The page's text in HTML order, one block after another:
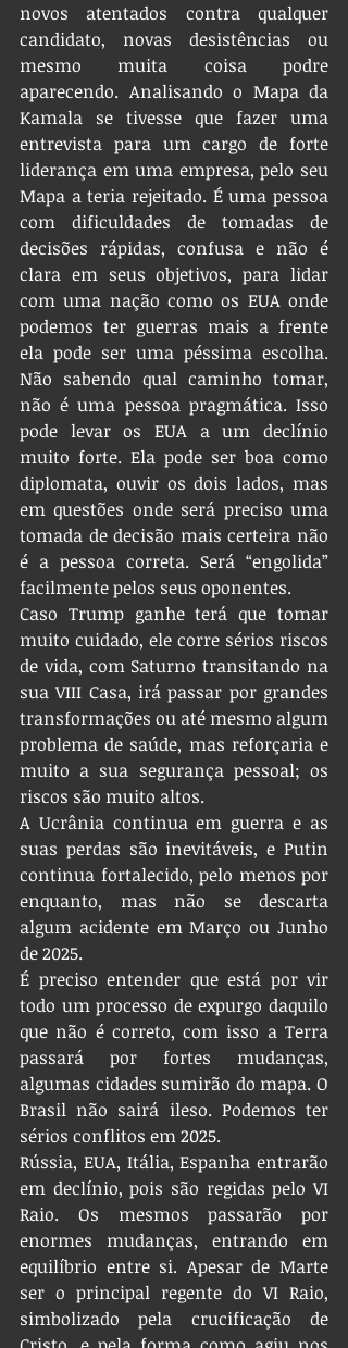
novos atentados contra qualquer
candidato, novas desistências ou
mesmo muita coisa podre
aparecendo. Analisando o Mapa da
Kamala se tivesse que fazer uma
entrevista para um cargo de forte
liderança em uma empresa, pelo seu
Mapa a teria rejeitado. É uma pessoa
com dificuldades de tomadas de
decisões rápidas, confusa e não é
clara em seus objetivos, para lidar
com uma nação como os EUA onde
podemos ter guerras mais a frente
ela pode ser uma péssima escolha.
Não sabendo qual caminho tomar,
não é uma pessoa pragmática. Isso
pode levar os EUA a um declínio
muito forte. Ela pode ser boa como
diplomata, ouvir os dois lados, mas
em questões onde será preciso uma
tomada de decisão mais certeira não
é a pessoa correta. Será “engolida”
facilmente pelos seus oponentes.
Caso Trump ganhe terá que tomar
muito cuidado, ele corre sérios riscos
de vida, com Saturno transitando na
sua VIII Casa, irá passar por grandes
transformações ou até mesmo algum
problema de saúde, mas reforçaria e
muito a sua segurança pessoal; os
riscos são muito altos.
A Ucrânia continua em guerra e as
suas perdas são inevitáveis, e Putin
continua fortalecido, pelo menos por
enquanto, mas não se descarta
algum acidente em Março ou Junho
de 2025.
É preciso entender que está por vir
todo um processo de expurgo daquilo
que não é correto, com isso a Terra
passará por fortes mudanças,
algumas cidades sumirão do mapa. O
Brasil não sairá ileso. Podemos ter
sérios conflitos em 2025.
Rússia, EUA, Itália, Espanha entrarão
em declínio, pois são regidas pelo VI
Raio. Os mesmos passarão por
enormes mudanças, entrando em
equilíbrio entre si. Apesar de Marte
ser o principal regente do VI Raio,
simbolizado pela crucificação de